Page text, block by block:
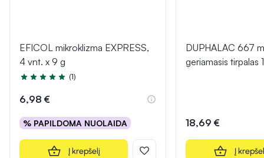
EFICOL mikroklizma EXPRESS,
4 vnt. x 9 g
Įvertinimas 5.0 iš 5
(1)
6,98 €
% PAPILDOMA NUOLAIDA
Į krepšelį
DUPHALAC 667
geriamasis tirpalas
18,69 €
Į